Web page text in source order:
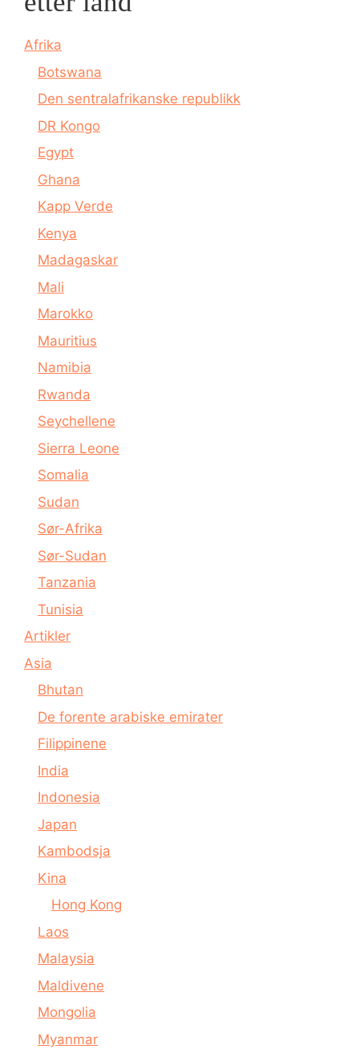
Afrika
Botswana
Den sentralafrikanske republikk
DR Kongo
Egypt
Ghana
Kapp Verde
Kenya
Madagaskar
Mali
Marokko
Mauritius
Namibia
Rwanda
Seychellene
Sierra Leone
Somalia
Sudan
Sør-Afrika
Sør-Sudan
Tanzania
Tunisia
Artikler
Asia
Bhutan
De forente arabiske emirater
Filippinene
India
Indonesia
Japan
Kambodsja
Kina
Hong Kong
Laos
Malaysia
Maldivene
Mongolia
Myanmar